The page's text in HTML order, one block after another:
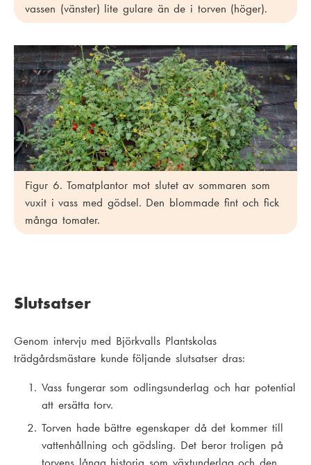
vassen (vänster) lite gulare än de i torven (höger).
Figur 6. Tomatplantor mot slutet av sommaren som
vuxit i vass med gödsel. Den blommade fint och fick
många tomater.
Slutsatser
Genom intervju med Björkvalls Plantskolas
trädgårdsmästare kunde följande slutsatser dras:
Vass fungerar som odlingsunderlag och har potential
att ersätta torv.
Torven hade bättre egenskaper då det kommer till
vattenhållning och gödsling. Det beror troligen på